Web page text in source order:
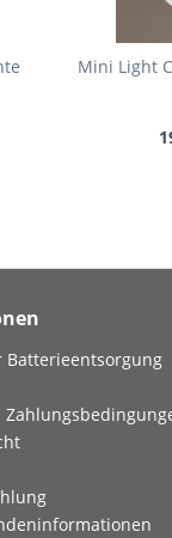
Mini Light
Batterieentsorgung